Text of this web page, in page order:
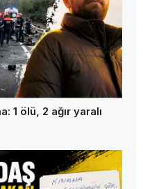
1 ölü, 2 ağır yaralı